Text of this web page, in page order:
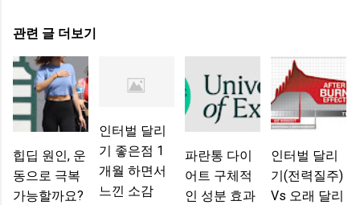
관련 글 더보기
힙딥 원인, 운
동으로 극복
가능할까요?
인터벌 달리
기 좋은점 1
개월 하면서
느낀 소감
파란통 다이
어트 구체적
인 성분 효과
인터벌 달리
기(전력질주)
Vs 오래 달리